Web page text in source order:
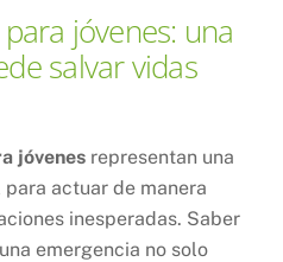
jóvenes: una
salvar vidas
jóvenes representan una
actuar de manera
inesperadas. Saber
emergencia no solo